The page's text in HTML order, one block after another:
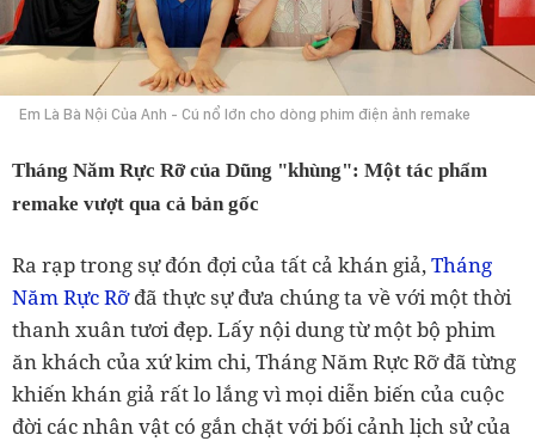
Em Là Bà Nội Của Anh - Cú nổ lớn cho dòng phim điện ảnh remake
Tháng Năm Rực Rỡ của Dũng "khùng": Một tác phẩm
remake vượt qua cả bản gốc
Ra rạp trong sự đón đợi của tất cả khán giả,Tháng
Năm Rực Rỡđã thực sự đưa chúng ta về với một thời
thanh xuân tươi đẹp. Lấy nội dung từ một bộ phim
ăn khách của xứ kim chi, Tháng Năm Rực Rỡ đã từng
khiến khán giả rất lo lắng vì mọi diễn biến của cuộc
đời các nhân vật có gắn chặt với bối cảnh lịch sử của